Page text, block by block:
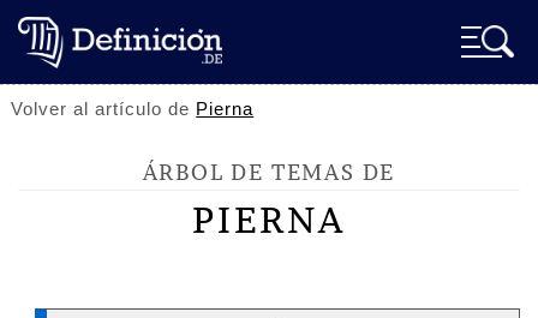
Volver al artículo de Pierna
ÁRBOL DE TEMAS DE
PIERNA